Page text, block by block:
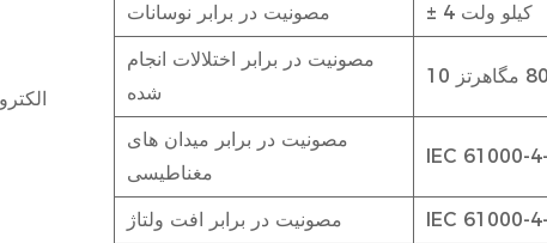
مصونیت در برابر نوسانات ± 4 کیلو ولت
مصونیت در برابر اختلالات انجام
شده
مصونیت در برابر میدان های
مغناطیسی
IEC 61000-
مصونیت در برابر افت ولتاژ IEC 61000-